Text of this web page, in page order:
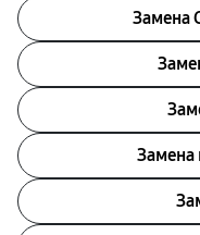
Замена
Замена